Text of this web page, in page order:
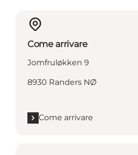
Come arrivare
Jomfruløkken 9
8930 Randers NØ
Come arrivare